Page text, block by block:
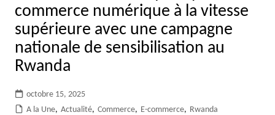
commerce numérique à la vitesse
supérieure avec une campagne
nationale de sensibilisation au
Rwanda
octobre 15, 2025
A la Une, Actualité, Commerce, E-commerce, Rwanda